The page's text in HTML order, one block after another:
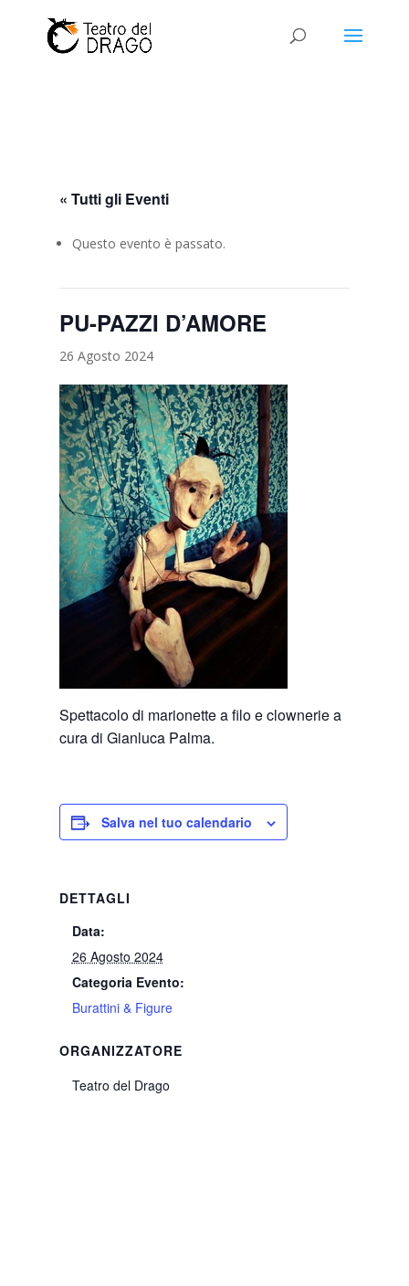
« Tutti gli Eventi
Questo evento è passato.
PU-PAZZI D’AMORE
26 Agosto 2024
Spettacolo di marionette a filo e clownerie a
cura di Gianluca Palma.
Salva nel tuo calendario
DETTAGLI
Data:
26 Agosto 2024
Categoria Evento:
Burattini & Figure
ORGANIZZATORE
Teatro del Drago